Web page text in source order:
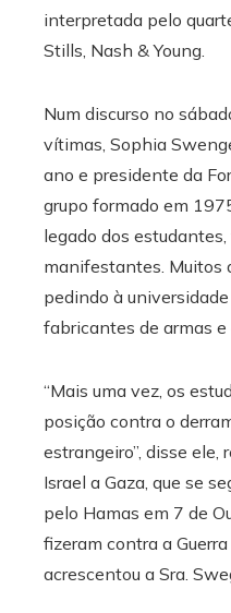
interpretada pelo
Stills, Nash & Young.
Num discurso no
vítimas, Sophia
ano e presidente da
grupo formado em
legado dos
manifestantes. Muitos
pedindo à
fabricantes de armas
“Mais uma vez, os
posição contra o
estrangeiro”, disse
Israel a Gaza, que se
pelo Hamas em 7 de
fizeram contra a
acrescentou a Sra.